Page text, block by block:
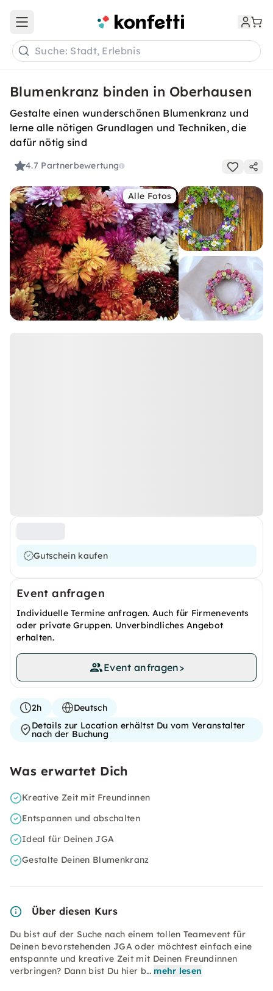
Open main menu
Suche: Stadt, Erlebnis
Blumenkranz binden in Oberhausen
Gestalte einen wunderschönen Blumenkranz und
lerne alle nötigen Grundlagen und Techniken, die
dafür nötig sind
4.7 Partnerbewertung
Alle Fotos
Gutschein kaufen
Event anfragen
Individuelle Termine anfragen. Auch für Firmenevents
oder private Gruppen. Unverbindliches Angebot
erhalten.
Event anfragen>
2h
Deutsch
Details zur Location erhältst Du vom Veranstalter
nach der Buchung
Was erwartet Dich
Kreative Zeit mit Freundinnen
Entspannen und abschalten
Ideal für Deinen JGA
Gestalte Deinen Blumenkranz
Über diesen Kurs
Du bist auf der Suche nach einem tollen Teamevent für
Deinen bevorstehenden JGA oder möchtest einfach eine
entspannte und kreative Zeit mit Deinen Freundinnen
verbringen? Dann bist Du hier b… mehr lesen